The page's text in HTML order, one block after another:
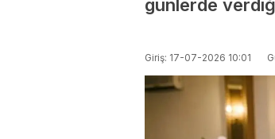
günlerde
Giriş: 17-07-2026 10:01